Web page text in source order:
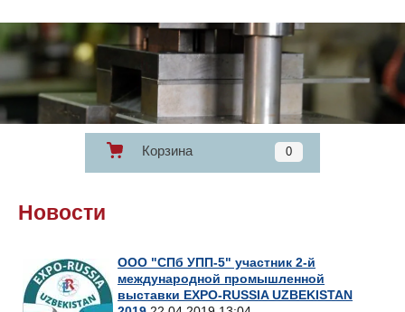
Корзина 0
Новости
ООО "СПб УПП-5" участник 2-й
международной промышленной
выставки EXPO-RUSSIA UZBEKISTAN